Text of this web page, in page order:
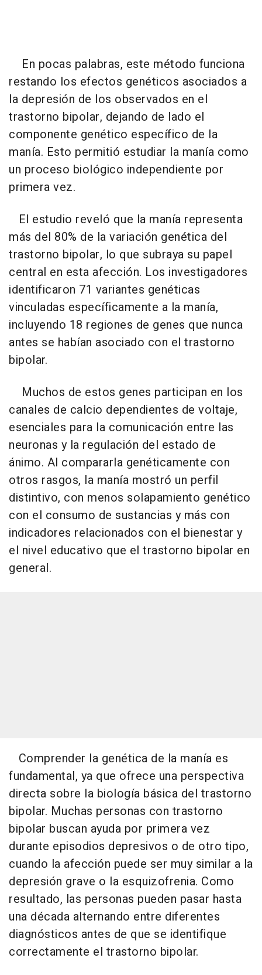
En pocas palabras, este método funciona
restando los efectos genéticos asociados a
la depresión de los observados en el
trastorno bipolar, dejando de lado el
componente genético específico de la
manía. Esto permitió estudiar la manía como
un proceso biológico independiente por
primera vez.
El estudio reveló que la manía representa
más del 80% de la variación genética del
trastorno bipolar, lo que subraya su papel
central en esta afección. Los investigadores
identificaron 71 variantes genéticas
vinculadas específicamente a la manía,
incluyendo 18 regiones de genes que nunca
antes se habían asociado con el trastorno
bipolar.
Muchos de estos genes participan en los
canales de calcio dependientes de voltaje,
esenciales para la comunicación entre las
neuronas y la regulación del estado de
ánimo. Al compararla genéticamente con
otros rasgos, la manía mostró un perfil
distintivo, con menos solapamiento genético
con el consumo de sustancias y más con
indicadores relacionados con el bienestar y
el nivel educativo que el trastorno bipolar en
general.
Comprender la genética de la manía es
fundamental, ya que ofrece una perspectiva
directa sobre la biología básica del trastorno
bipolar. Muchas personas con trastorno
bipolar buscan ayuda por primera vez
durante episodios depresivos o de otro tipo,
cuando la afección puede ser muy similar a la
depresión grave o la esquizofrenia. Como
resultado, las personas pueden pasar hasta
una década alternando entre diferentes
diagnósticos antes de que se identifique
correctamente el trastorno bipolar.